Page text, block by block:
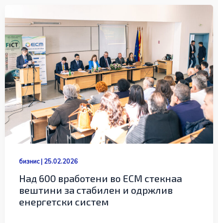
бизнис| 25.02.2026
Над 600 вработени во ЕСМ стекнаа
вештини за стабилен и одржлив
енергетски систем